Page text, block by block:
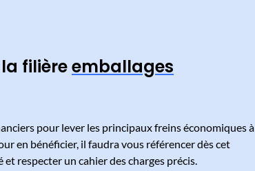
filièreemballages
pour lever les principaux freins économiques à
en bénéficier, il faudra vous référencer dès cet
respecter un cahier des charges précis.